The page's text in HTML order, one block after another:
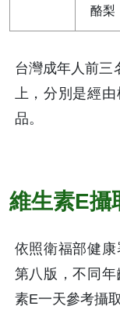
酪梨
台灣成年人前三
上，分別是經
品。
維生素E攝
依照衛福部健康
第八版，不同
素E一天參考攝